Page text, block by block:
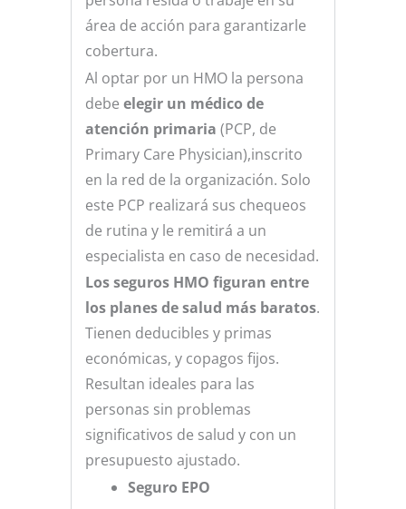
área de acción para garantizarle
cobertura.
Al optar por un HMO la persona
debeelegir un médico de
atención primaria (PCP, de
Primary Care Physician),inscrito
en la red de la organización. Solo
este PCP realizará sus chequeos
de rutina y le remitirá a un
especialista en caso de necesidad.
Los seguros HMO figuran entre
los planes de salud más baratos.
Tienen deducibles y primas
económicas, y copagos fijos.
Resultan ideales para las
personas sin problemas
significativos de salud y con un
presupuesto ajustado.
Seguro EPO